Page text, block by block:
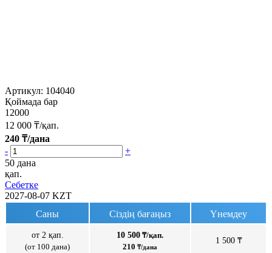
Артикул: 104040
Қоймада бар
12000
12 000 ₸/қап.
240 ₸/дана
-
+
50 дана
қап.
Себетке
2027-08-07 KZT
Саны
Сіздің бағаңыз Үнемдеу
от 2 қап.
(от 100 дана)
10 500 ₸/қап.
210 ₸/дана
1 500 ₸